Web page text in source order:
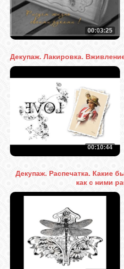
ВИДЕО
ДЕКУПАЖА
УЧЕНИКОВ
00:03:25
Декупаж. Лакировка.
00:10:44
Декупаж. Распечатка. Какие
как с ними